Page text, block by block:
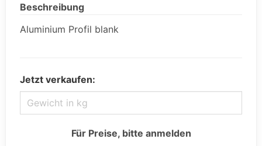
Beschreibung
Aluminium Profil blank
Jetzt verkaufen:
Für Preise, bitte anmelden